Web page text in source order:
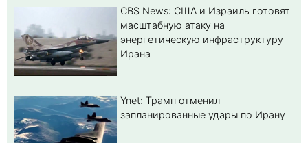
CBS News: США и Израиль готовят
масштабную атаку на
энергетическую инфраструктуру
Ирана
Ynet: Трамп отменил
запланированные удары по Ирану